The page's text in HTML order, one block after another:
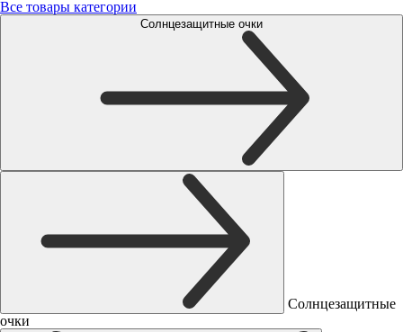
Все товары категории
Солнцезащитные очки
Солнцезащитные
очки